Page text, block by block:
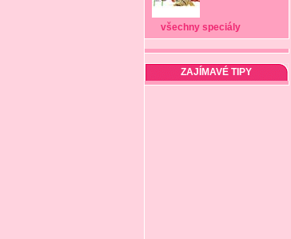
všechny speciály
ZAJÍMAVÉ TIPY